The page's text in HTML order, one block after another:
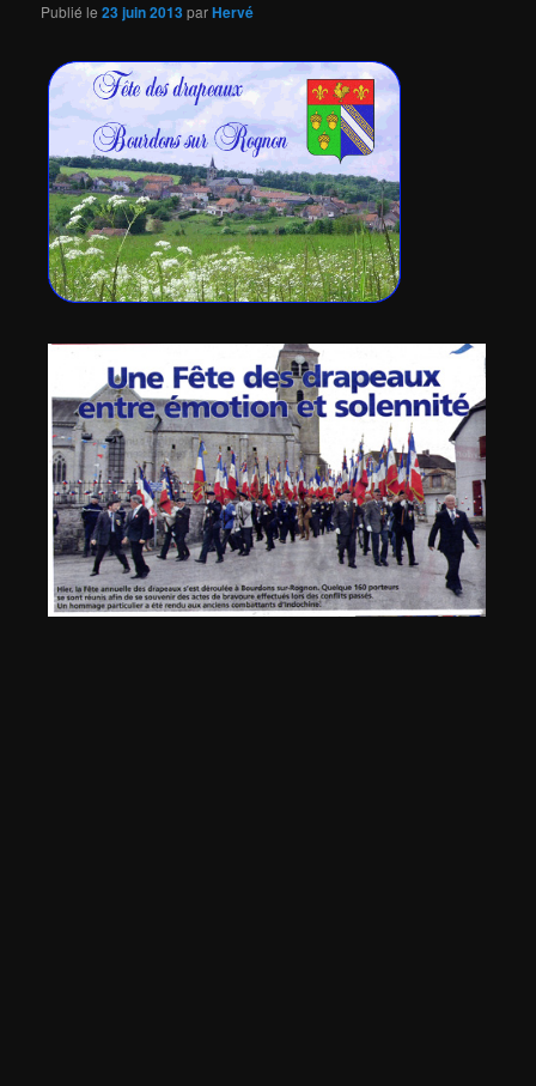
Publié le23 juin 2013parHervé